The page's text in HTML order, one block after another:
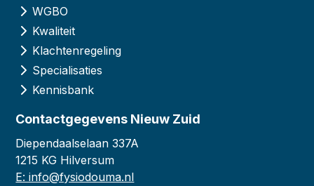
WGBO
Kwaliteit
Klachtenregeling
Specialisaties
Kennisbank
Contactgegevens Nieuw Zuid
Diependaalselaan 337A
1215 KG Hilversum
E: info@fysiodouma.nl